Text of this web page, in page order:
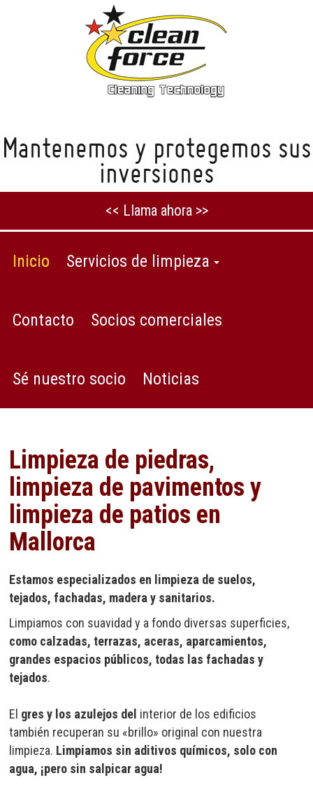
Mantenemos y protegemos sus
inversiones
<< Llama ahora >>
Inicio Servicios de limpieza
Contacto Socios comerciales
Sé nuestro socio Noticias
Limpieza de piedras,
limpieza de pavimentos y
limpieza de patios en
Mallorca
Estamos especializados en limpieza de suelos,
tejados, fachadas, madera y sanitarios.
Limpiamos con suavidad y a fondo diversas superficies,
como calzadas, terrazas, aceras, aparcamientos,
grandes espacios públicos, todas las fachadas y
tejados.
El gres y los azulejos del interior de los edificios
también recuperan su «brillo» original con nuestra
limpieza. Limpiamos sin aditivos químicos, solo con
agua, ¡pero sin salpicar agua!